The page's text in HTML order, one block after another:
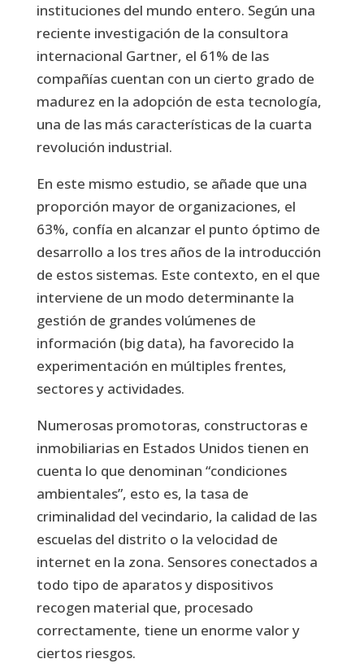
instituciones del mundo entero. Según una
reciente investigación de la consultora
internacional Gartner, el 61% de las
compañías cuentan con un cierto grado de
madurez en la adopción de esta tecnología,
una de las más características de la cuarta
revolución industrial.
En este mismo estudio, se añade que una
proporción mayor de organizaciones, el
63%, confía en alcanzar el punto óptimo de
desarrollo a los tres años de la introducción
de estos sistemas. Este contexto, en el que
interviene de un modo determinante la
gestión de grandes volúmenes de
información (big data), ha favorecido la
experimentación en múltiples frentes,
sectores y actividades.
Numerosas promotoras, constructoras e
inmobiliarias en Estados Unidos tienen en
cuenta lo que denominan “condiciones
ambientales”, esto es, la tasa de
criminalidad del vecindario, la calidad de las
escuelas del distrito o la velocidad de
internet en la zona. Sensores conectados a
todo tipo de aparatos y dispositivos
recogen material que, procesado
correctamente, tiene un enorme valor y
ciertos riesgos.